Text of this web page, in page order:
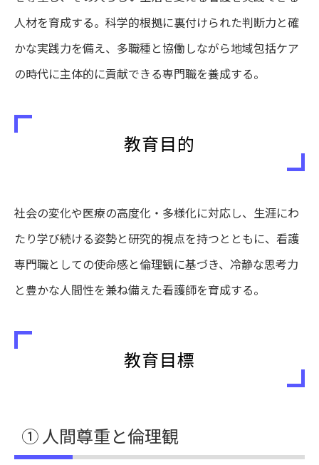
人材を育成する。科学的根拠に裏付けられた判断力と確
かな実践力を備え、多職種と協働しながら地域包括ケア
の時代に主体的に貢献できる専門職を養成する。
教育目的
社会の変化や医療の高度化・多様化に対応し、生涯にわ
たり学び続ける姿勢と研究的視点を持つとともに、看護
専門職としての使命感と倫理観に基づき、冷静な思考力
と豊かな人間性を兼ね備えた看護師を育成する。
教育目標
① 人間尊重と倫理観